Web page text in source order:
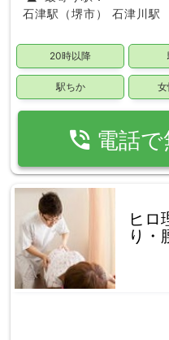
石津駅（堺市）
石津川駅
20時以降
駅ちか
phone_in_talk 電話
ヒ
り・